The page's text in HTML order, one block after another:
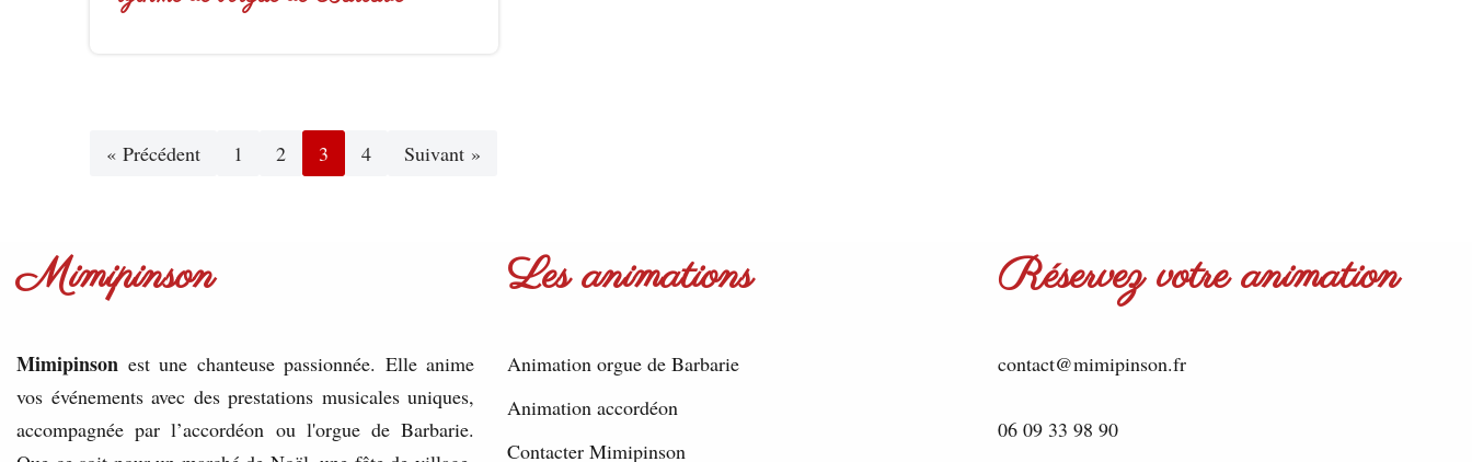
« Précédent 1 2 3 4 Suivant »
Mimipinson
Mimipinson est une chanteuse passionnée. Elle anime
vos événements avec des prestations musicales uniques,
accompagnée par l’accordéon ou l'orgue de Barbarie.
Les animations
Animation orgue de Barbarie
Animation accordéon
Contacter Mimipinson
Réservez votre animation
contact@mimipinson.fr
06 09 33 98 90